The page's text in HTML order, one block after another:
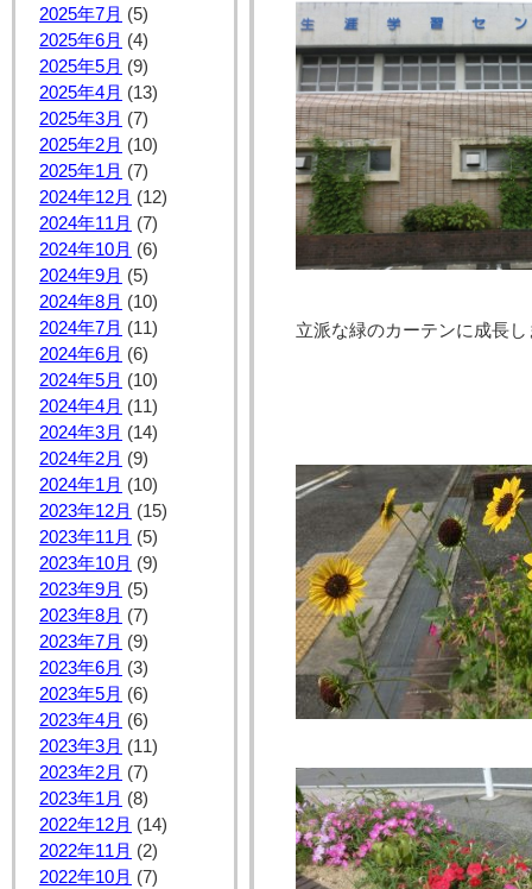
2025年7月 (5)
2025年6月 (4)
2025年5月 (9)
2025年4月 (13)
2025年3月 (7)
2025年2月 (10)
2025年1月 (7)
2024年12月 (12)
2024年11月 (7)
2024年10月 (6)
2024年9月 (5)
2024年8月 (10)
2024年7月 (11)
2024年6月 (6)
2024年5月 (10)
2024年4月 (11)
2024年3月 (14)
2024年2月 (9)
2024年1月 (10)
2023年12月 (15)
2023年11月 (5)
2023年10月 (9)
2023年9月 (5)
2023年8月 (7)
2023年7月 (9)
2023年6月 (3)
2023年5月 (6)
2023年4月 (6)
2023年3月 (11)
2023年2月 (7)
2023年1月 (8)
2022年12月 (14)
2022年11月 (2)
2022年10月 (7)
立派な緑のカーテンに成長し